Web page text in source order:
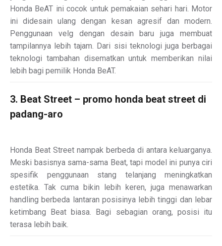
Honda BeAT ini cocok untuk pemakaian sehari hari. Motor
ini didesain ulang dengan kesan agresif dan modern.
Penggunaan velg dengan desain baru juga membuat
tampilannya lebih tajam. Dari sisi teknologi juga berbagai
teknologi tambahan disematkan untuk memberikan nilai
lebih bagi pemilik Honda BeAT.
3. Beat Street – promo honda beat street di
padang-aro
Honda Beat Street nampak berbeda di antara keluarganya.
Meski basisnya sama-sama Beat, tapi model ini punya ciri
spesifik penggunaan stang telanjang meningkatkan
estetika. Tak cuma bikin lebih keren, juga menawarkan
handling berbeda lantaran posisinya lebih tinggi dan lebar
ketimbang Beat biasa. Bagi sebagian orang, posisi itu
terasa lebih baik.